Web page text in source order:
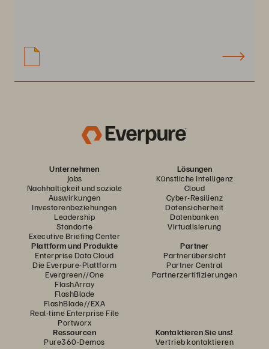
Unternehmen
Jobs
Nachhaltigkeit und soziale
Auswirkungen
Investorenbeziehungen
Leadership
Standorte
Executive Briefing Center
Lösungen
Künstliche Intelligenz
Cloud
Cyber-Resilienz
Datensicherheit
Datenbanken
Virtualisierung
Plattform und Produkte
Enterprise Data Cloud
Die Everpure-Plattform
Evergreen//One
FlashArray
FlashBlade
FlashBlade//EXA
Real-time Enterprise File
Portworx
Partner
Partnerübersicht
Partner Central
Partnerzertifizierungen
Ressourcen
Pure360-Demos
Kontaktieren Sie uns!
Vertrieb kontaktieren